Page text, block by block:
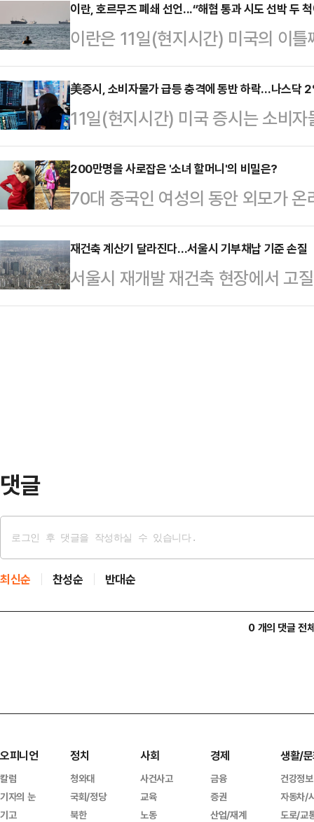
체급이 커졌지만, 국민의힘 복당 문
서, 독자 노선 가능성이 함께 제기
훈)계, 정치평론가들의 분석을 종
선택지라기보다 복당 교착 상황에
이 우세하다.한 의원은 지난 지방선
시 부산 북갑 보선에서…
이란, 호르무즈 폐쇄 선언...“해협 통과 시도 선박 두
이란은 11일(현지시간) 미국의 이
히 폐쇄한다고 선언했다. 해협 통과
피격된 것으로 알려졌다.로이터통
탐 알안비야 중앙군사본부는 이날
유조선과 상선을 포함한 모든 선박
“해협 통과를 시도하는 모든 선박
제 이날 호르무즈 해협 통과를 시도
뤄졌다. 이란 반체제 매…
美증시, 소비자물가 급등 충격에 동반 하락…나스닥
11일(현지시간) 미국 증시는 소비
다.AP통신에 따르면 뉴욕증권거래
스지수는 이날 전 거래일보다
마감했다. 대형주 위주의
7267.08를 기록했고, 기술주 중
(1.98%) 내린 2만 5169.50에 거
연간 CPI 상승률은 4.2%를 기록
200만명을 사로잡은 '소녀 할머니'의 비밀은?
70대 중국인 여성의 동안 외모가
홍콩 사우스차이나모닝포스트
델 잉쯔(74)를 소개했다.중국 상하
(SNS) 팔로워 약 200만명을 보유
리에서 춤을 추거나 다양한 포즈를
재건축 계산기 달라진다…서울시 기부채납 기준 손질
서울시 재개발 재건축 현장에서 고
부채납 방식에 따른 용적률 혜택 차
댓글
최신순 찬성순 반대순
0 개의 댓글 전
오피니언
칼럼
기자의 눈
기고
정치
청와대
국회/정당
북한
사회
사건사고
교육
노동
경제
금융
증권
산업/재계
생활/
건강정보
자동차/
도로/교